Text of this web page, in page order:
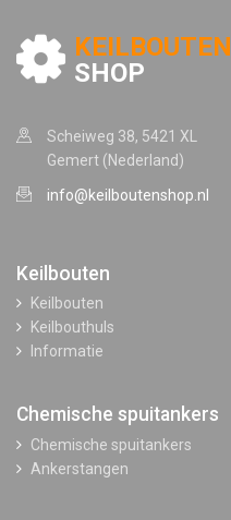
KEILBOUTEN
SHOP
Scheiweg 38, 5421 XL
Gemert (Nederland)
info@keilboutenshop.nl
Keilbouten
Keilbouten
Keilbouthuls
Informatie
Chemische spuitankers
Chemische spuitankers
Ankerstangen